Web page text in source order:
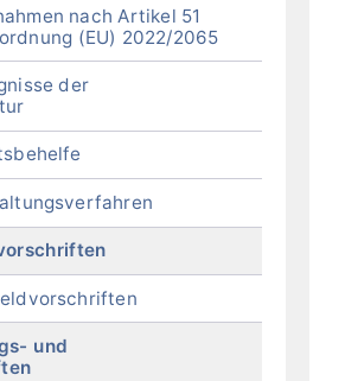
nach Artikel 51
(EU) 2022/2065
der
und